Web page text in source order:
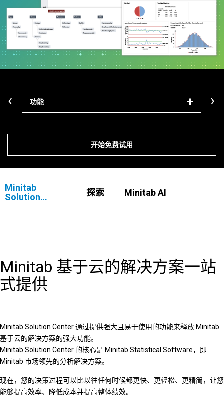
功能 学习
‹ ›
开始免费试用
Minitab
Solution
探索 Minitab AI
Minitab 基于云的解决方案一站
式提供
Minitab Solution Center 通过提供强大且易于使用的功能来释放 Minitab
基于云的解决方案的强大功能。
Minitab Solution Center 的核心是 Minitab Statistical Software，即
Minitab 市场领先的分析解决方案。
现在，您的决策过程可以比以往任何时候都更快、更轻松、更精简，让您
能够提高效率、降低成本并提高整体绩效。